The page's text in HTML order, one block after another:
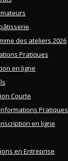
des ateliers 2026
Pratiques
en ligne
Courte
Pratiques
en ligne
en Entreprise